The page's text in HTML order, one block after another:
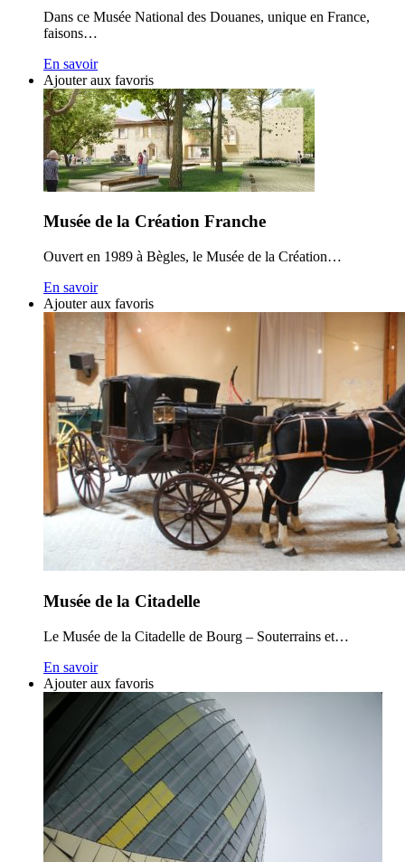
Dans ce Musée National des Douanes, unique en France,
faisons…
En savoir
Ajouter aux favoris
Musée de la Création Franche
Ouvert en 1989 à Bègles, le Musée de la Création…
En savoir
Ajouter aux favoris
Musée de la Citadelle
Le Musée de la Citadelle de Bourg – Souterrains et…
En savoir
Ajouter aux favoris